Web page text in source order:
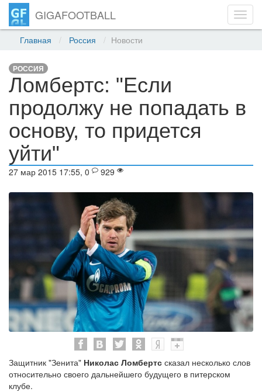
GIGAFOOTBALL
Главная Россия Новости
РОССИЯ
Ломбертс: "Если
продолжу не попадать в
основу, то придется
уйти"
27 мар 2015 17:55, 0 929
Защитник "Зенита" Николас Ломбертс сказал несколько слов
относительно своего дальнейшего будущего в питерском
клубе.